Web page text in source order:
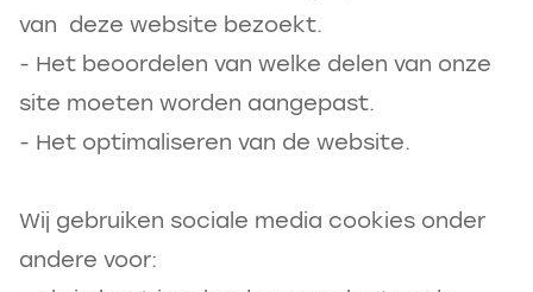
van deze website bezoekt.
- Het beoordelen van welke delen van onze
site moeten worden aangepast.
- Het optimaliseren van de website.
Wij gebruiken sociale media cookies onder
andere voor: